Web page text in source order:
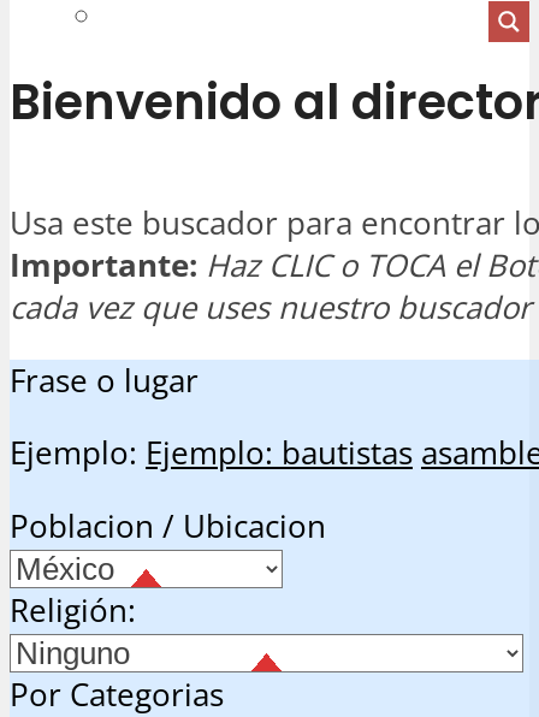
Bienvenido al
Usa este buscador para encontrar
Importante: Haz CLIC o TOCA el
cada vez que uses nuestro buscador
Frase o lugar
Ejemplo: Ejemplo: bautistas
Poblacion / Ubicacion
Religión:
Por Categorias